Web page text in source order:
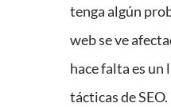
tenga algún
web se ve
hace falta es un
tácticas de